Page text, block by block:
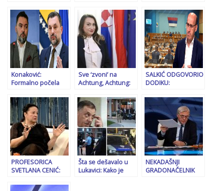
konferencije o
antisemitizmu
nakon što je…!?
ne zna kuda
svojoj vili u
Budimpešti, čeka da
mu iz Moskve
potvrde susret sa
Putinom
Konaković:
Formalno počela
Viaducta, može nas
to i više koštati…
Sve ‘zvoni’ na
Achtung, Achtung:
savjetnica Aurora
Weiss koja se ranije
zvala Zorica Živković
Farina?
SALKIĆ ODGOVORIO
DODIKU:
treba nikakvo ‘drugo
poluvrijeme’, nama
treba pravna država
i poštivanje Ustava i
sudova!”
PROFESORICA
SVETLANA CENIĆ:
da padne plafon, da
Šta se dešavalo u
Lukavici: Kako je
NEKADAŠNJI
GRADONAČELNIK